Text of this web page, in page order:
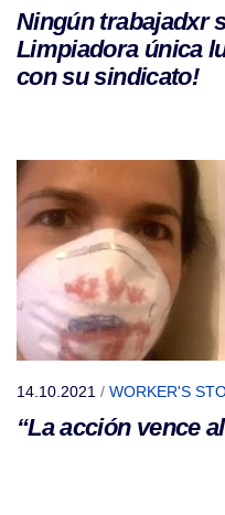
Ningún trabajadxr
Limpiadora única
con su sindicato!
14.10.2021 / WORKER'S
“La acción vence